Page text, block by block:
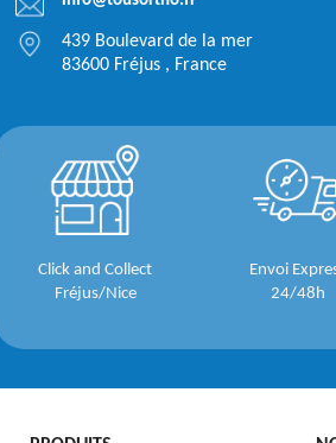
439 Boulevard de la mer
83600 Fréjus , France
Click and Collect
Fréjus/Nice
Envoi
24/48h